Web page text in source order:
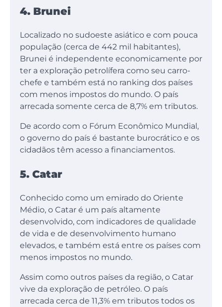
4. Brunei
Localizado no sudoeste asiático e com pouca
população (cerca de 442 mil habitantes),
Brunei é independente economicamente por
ter a exploração petrolífera como seu carro-
chefe e também está no ranking dos países
com menos impostos do mundo. O país
arrecada somente cerca de 8,7% em tributos.
De acordo com o Fórum Econômico Mundial,
o governo do país é bastante burocrático e os
cidadãos têm acesso a financiamentos.
5. Catar
Conhecido como um emirado do Oriente
Médio, o Catar é um país altamente
desenvolvido, com indicadores de qualidade
de vida e de desenvolvimento humano
elevados, e também está entre os países com
menos impostos no mundo.
Assim como outros países da região, o Catar
vive da exploração de petróleo. O país
arrecada cerca de 11,3% em tributos todos os